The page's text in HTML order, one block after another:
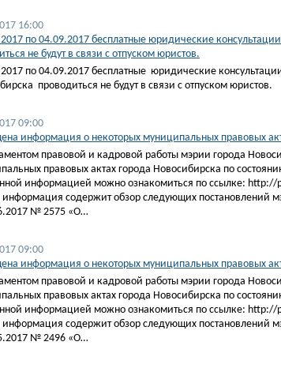
16:00
по 04.09.2017 бесплатные юридические
не будут в связи с отпуском юристов.
по 04.09.2017 бесплатные юридические
проводиться не будут в связи с отпуском юристов.
09:00
информация о некоторых муниципальных правовых
правовой и кадровой работы мэрии города
правовых актах города Новосибирска по
информацией можно ознакомиться по ссылке: http://
содержит обзор следующих постановлений
№ 2575 «О…
09:00
информация о некоторых муниципальных правовых
правовой и кадровой работы мэрии города
правовых актах города Новосибирска по
информацией можно ознакомиться по ссылке: http://
содержит обзор следующих постановлений
№ 2496 «О…